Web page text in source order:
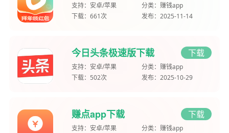
支持： 安卓/苹果 分类： 赚钱app
下载： 661次 发布： 2025-11-14
今日头条极速版下载 下载
支持： 安卓/苹果 分类： 赚钱app
下载： 502次 发布： 2025-10-29
赚点app下载 下载
支持： 安卓/苹果 分类： 赚钱app